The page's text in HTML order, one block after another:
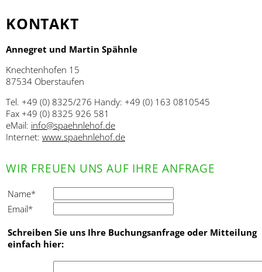
KONTAKT
Annegret und Martin Spähnle
Knechtenhofen 15
87534 Oberstaufen
Tel. +49 (0) 8325/276 Handy: +49 (0) 163 0810545
Fax +49 (0) 8325 926 581
eMail: info@spaehnlehof.de
Internet: www.spaehnlehof.de
WIR FREUEN UNS AUF IHRE ANFRAGE
Pflichtfeld
Name*
Pflichtfeld
Email*
Schreiben Sie uns Ihre Buchungsanfrage oder Mitteilung
einfach hier: